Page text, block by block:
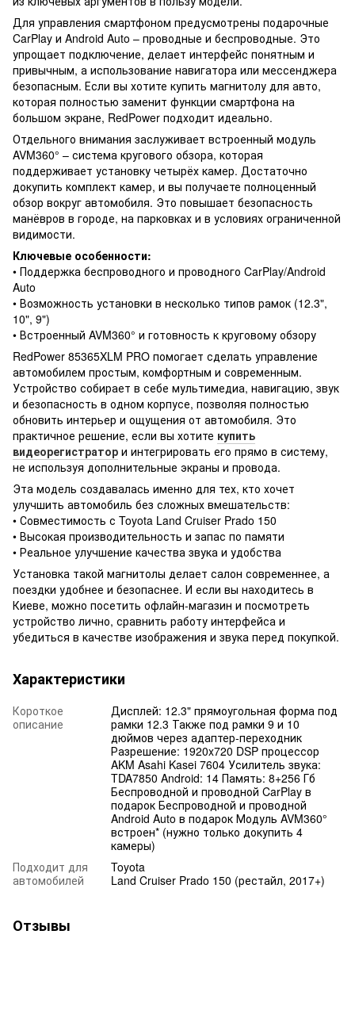
Для управления смартфоном предусмотрены подарочные
CarPlay и Android Auto – проводные и беспроводные. Это
упрощает подключение, делает интерфейс понятным и
привычным, а использование навигатора или мессенджера
безопасным. Если вы хотите купить магнитолу для авто,
которая полностью заменит функции смартфона на
большом экране, RedPower подходит идеально.
Отдельного внимания заслуживает встроенный модуль
AVM360° – система кругового обзора, которая
поддерживает установку четырёх камер. Достаточно
докупить комплект камер, и вы получаете полноценный
обзор вокруг автомобиля. Это повышает безопасность
манёвров в городе, на парковках и в условиях ограниченной
видимости.
Ключевые особенности:
• Поддержка беспроводного и проводного CarPlay/Android
Auto
• Возможность установки в несколько типов рамок (12.3",
10", 9")
• Встроенный AVM360° и готовность к круговому обзору
RedPower 85365XLM PRO помогает сделать управление
автомобилем простым, комфортным и современным.
Устройство собирает в себе мультимедиа, навигацию, звук
и безопасность в одном корпусе, позволяя полностью
обновить интерьер и ощущения от автомобиля. Это
практичное решение, если вы хотите купить
видеорегистратор и интегрировать его прямо в систему,
не используя дополнительные экраны и провода.
Эта модель создавалась именно для тех, кто хочет
улучшить автомобиль без сложных вмешательств:
• Совместимость с Toyota Land Cruiser Prado 150
• Высокая производительность и запас по памяти
• Реальное улучшение качества звука и удобства
Установка такой магнитолы делает салон современнее, а
поездки удобнее и безопаснее. И если вы находитесь в
Киеве, можно посетить офлайн-магазин и посмотреть
устройство лично, сравнить работу интерфейса и
убедиться в качестве изображения и звука перед покупкой.
Характеристики
Короткое
описание
Дисплей: 12.3" прямоугольная форма под
рамки 12.3 Также под рамки 9 и 10
дюймов через адаптер-переходник
Разрешение: 1920x720 DSP процессор
AKM Asahi Kasei 7604 Усилитель звука:
TDA7850 Android: 14 Память: 8+256 Гб
Беспроводной и проводной CarPlay в
подарок Беспроводной и проводной
Android Auto в подарок Модуль AVM360°
встроен* (нужно только докупить 4
камеры)
Подходит для
автомобилей
Toyota
Land Cruiser Prado 150 (рестайл, 2017+)
Отзывы